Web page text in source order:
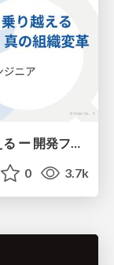
0 3.7k